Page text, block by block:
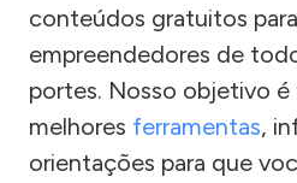
conteúdos gratuitos
empreendedores de
portes. Nosso objetivo é
melhores ferramentas,
orientações para que